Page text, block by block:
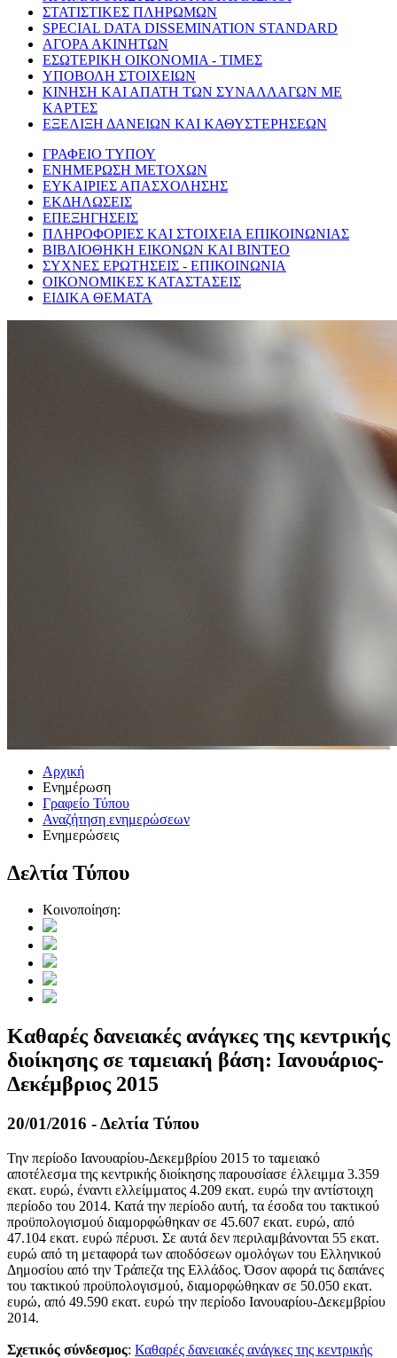
ΣΤΑΤΙΣΤΙΚΕΣ ΠΛΗΡΩΜΩΝ
SPECIAL DATA DISSEMINATION STANDARD
ΑΓΟΡΑ ΑΚΙΝΗΤΩΝ
ΕΣΩΤΕΡΙΚΗ ΟΙΚΟΝΟΜΙΑ - ΤΙΜΕΣ
ΥΠΟΒΟΛΗ ΣΤΟΙΧΕΙΩΝ
ΚΙΝΗΣΗ ΚΑΙ ΑΠΑΤΗ ΤΩΝ ΣΥΝΑΛΛΑΓΩΝ ΜΕ
ΚΑΡΤΕΣ
ΕΞΕΛΙΞΗ ΔΑΝΕΙΩΝ ΚΑΙ ΚΑΘΥΣΤΕΡΗΣΕΩΝ
ΓΡΑΦΕΙΟ ΤΥΠΟΥ
ΕΝΗΜΕΡΩΣΗ ΜΕΤΟΧΩΝ
ΕΥΚΑΙΡΙΕΣ ΑΠΑΣΧΟΛΗΣΗΣ
ΕΚΔΗΛΩΣΕΙΣ
ΕΠΕΞΗΓΗΣΕΙΣ
ΠΛΗΡΟΦΟΡΙΕΣ ΚΑΙ ΣΤΟΙΧΕΙΑ ΕΠΙΚΟΙΝΩΝΙΑΣ
ΒΙΒΛΙΟΘΗΚΗ ΕΙΚΟΝΩΝ ΚΑΙ ΒΙΝΤΕΟ
ΣΥΧΝΕΣ ΕΡΩΤΗΣΕΙΣ - ΕΠΙΚΟΙΝΩΝΙΑ
ΟΙΚΟΝΟΜΙΚΕΣ ΚΑΤΑΣΤΑΣΕΙΣ
ΕΙΔΙΚΑ ΘΕΜΑΤΑ
Αρχική
Ενημέρωση
Γραφείο Τύπου
Αναζήτηση ενημερώσεων
Ενημερώσεις
Δελτία Τύπου
Κοινοποίηση:
Καθαρές δανειακές ανάγκες της κεντρικής
διοίκησης σε ταμειακή βάση: Ιανουάριος-
Δεκέμβριος 2015
20/01/2016 - Δελτία Τύπου
Την περίοδο Ιανουαρίου-Δεκεμβρίου 2015 το ταμειακό
αποτέλεσμα της κεντρικής διοίκησης παρουσίασε έλλειμμα 3.359
εκατ. ευρώ, έναντι ελλείμματος 4.209 εκατ. ευρώ την αντίστοιχη
περίοδο του 2014. Κατά την περίοδο αυτή, τα έσοδα του τακτικού
προϋπολογισμού διαμορφώθηκαν σε 45.607 εκατ. ευρώ, από
47.104 εκατ. ευρώ πέρυσι. Σε αυτά δεν περιλαμβάνονται 55 εκατ.
ευρώ από τη μεταφορά των αποδόσεων ομολόγων του Ελληνικού
Δημοσίου από την Τράπεζα της Ελλάδος. Όσον αφορά τις δαπάνες
του τακτικού προϋπολογισμού, διαμορφώθηκαν σε 50.050 εκατ.
ευρώ, από 49.590 εκατ. ευρώ την περίοδο Ιανουαρίου-Δεκεμβρίου
2014.
Σχετικός σύνδεσμος: Καθαρές δανειακές ανάγκες της κεντρικής